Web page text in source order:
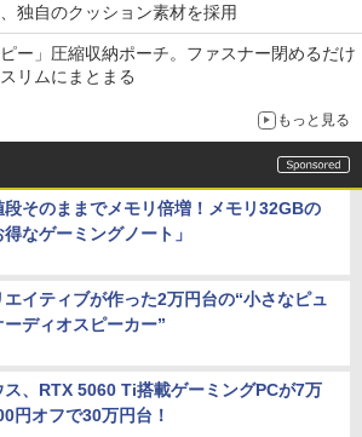
独自のクッション素材を採用
ー」圧縮収納ポーチ。ファスナー閉めるだけ
リムにまとまる
もっと見る
段そのままでメモリ倍増！メモリ32GBの
得なゲーミングノート」
エイティブが作った2万円台の“小さなピュ
ーディオスピーカー”
ス、RTX 5060 Ti搭載ゲーミングPCが7万
円オフで30万円台！